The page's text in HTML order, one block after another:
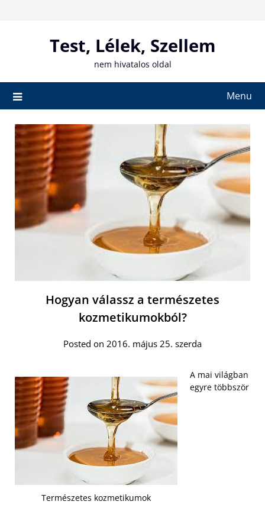
Test, Lélek, Szellem
nem hivatalos oldal
Menu
Hogyan válassz a természetes
kozmetikumokból?
Posted on 2016. május 25. szerda
Természetes kozmetikumok
A mai világban
egyre többször